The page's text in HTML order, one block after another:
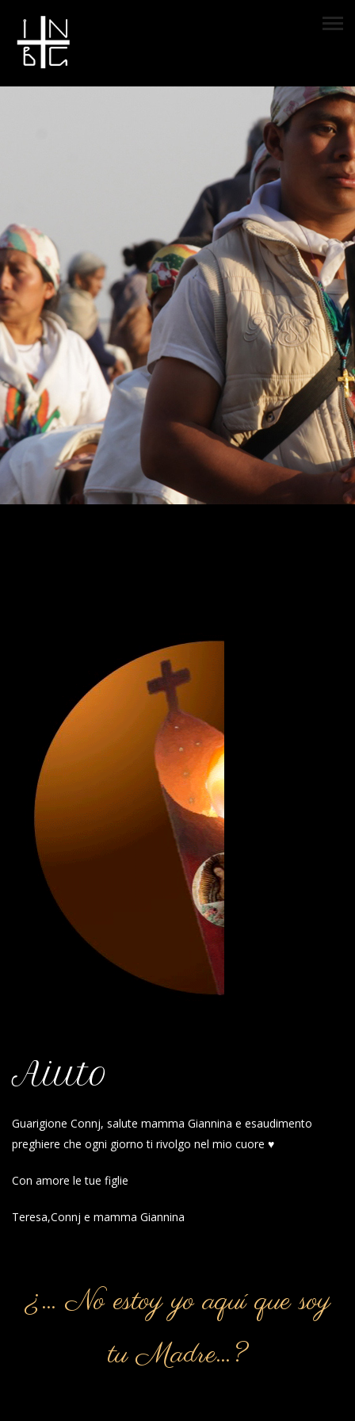
Antorcha encendida
Aiuto
Guarigione Connj, salute mamma Giannina e esaudimento
preghiere che ogni giorno ti rivolgo nel mio cuore ♥️
Con amore le tue figlie
Teresa,Connj e mamma Giannina
¿… No estoy yo aquí que soy
tu Madre…?